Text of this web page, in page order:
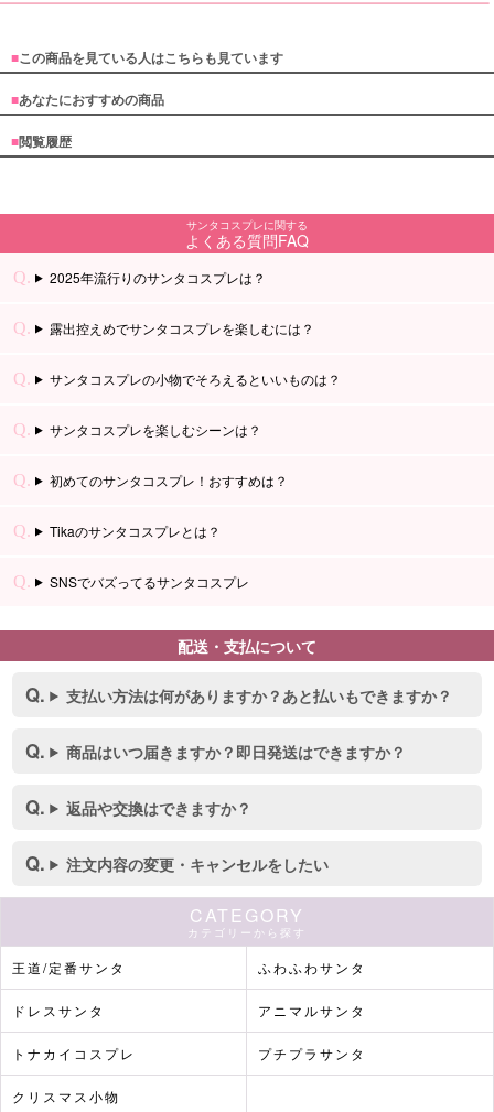
■この商品を見ている人はこちらも見ています
■あなたにおすすめの商品
■閲覧履歴
サンタコスプレに関する
よくある質問FAQ
2025年流行りのサンタコスプレは？
露出控えめでサンタコスプレを楽しむには？
サンタコスプレの小物でそろえるといいものは？
サンタコスプレを楽しむシーンは？
初めてのサンタコスプレ！おすすめは？
Tikaのサンタコスプレとは？
SNSでバズってるサンタコスプレ
配送・支払について
支払い方法は何がありますか？あと払いもできますか？
商品はいつ届きますか？即日発送はできますか？
返品や交換はできますか？
注文内容の変更・キャンセルをしたい
CATEGORY
カテゴリーから探す
王道/定番サンタ ふわふわサンタ
ドレスサンタ アニマルサンタ
トナカイコスプレ プチプラサンタ
クリスマス小物